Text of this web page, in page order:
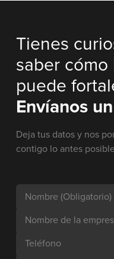
Tienes
saber cómo
puede
Envíanos
Deja tus datos y nos
contigo lo antes
Nombre (Obligatorio)
Nombre de la
Teléfono